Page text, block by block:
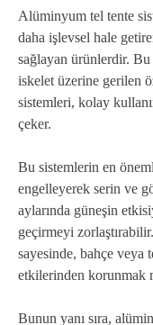
Alüminyum tel tente
daha işlevsel hale
sağlayan ürünlerdir.
iskelet üzerine gerilen
sistemleri, kolay
çeker.
Bu sistemlerin en
engelleyerek serin ve
aylarında güneşin
geçirmeyi
sayesinde, bahçe veya
etkilerinden korunmak
Bunun yanı sıra,